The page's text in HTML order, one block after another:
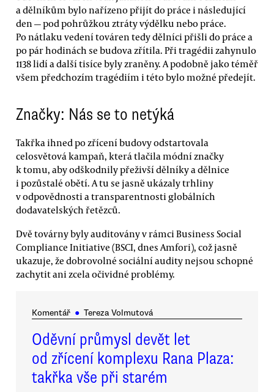
a dělníkům bylo nařízeno přijít do práce i následující
den — pod pohrůžkou ztráty výdělku nebo práce.
Po nátlaku vedení továren tedy dělníci přišli do práce a
po pár hodinách se budova zřítila. Při tragédii zahynulo
1138 lidí a další tisíce byly zraněny. A podobně jako téměř
všem předchozím tragédiím i této bylo možné předejít.
Značky: Nás se to netýká
Takřka ihned po zřícení budovy odstartovala
celosvětová kampaň, která tlačila módní značky
k tomu, aby odškodnily přeživší dělníky a dělnice
i pozůstalé obětí. A tu se jasně ukázaly trhliny
v odpovědnosti a transparentnosti globálních
dodavatelských řetězců.
Dvě továrny byly auditovány v rámci Business Social
Compliance Initiative (BSCI, dnes Amfori), což jasně
ukazuje, že dobrovolné sociální audity nejsou schopné
zachytit ani zcela očividné problémy.
Komentář ● Tereza Volmutová
Oděvní průmysl devět let
od zřícení komplexu Rana Plaza:
takřka vše při starém